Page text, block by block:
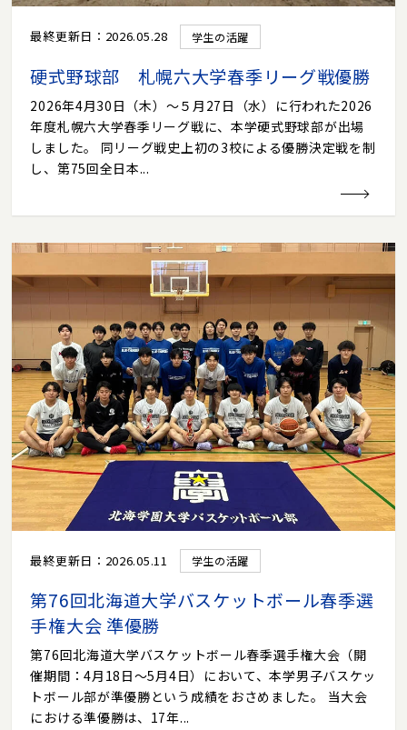
最終更新日：2026.05.28 学生の活躍
硬式野球部 札幌六大学春季リーグ戦優勝
2026年4月30日（木）～５月27日（水）に行われた2026
年度札幌六大学春季リーグ戦に、本学硬式野球部が出場
しました。 同リーグ戦史上初の3校による優勝決定戦を制
し、第75回全日本...
最終更新日：2026.05.11 学生の活躍
第76回北海道大学バスケットボール春季選
手権大会 準優勝
第76回北海道大学バスケットボール春季選手権大会（開
催期間：4月18日～5月4日）において、本学男子バスケッ
トボール部が準優勝という成績をおさめました。 当大会
における準優勝は、17年...